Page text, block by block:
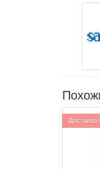
Доставка